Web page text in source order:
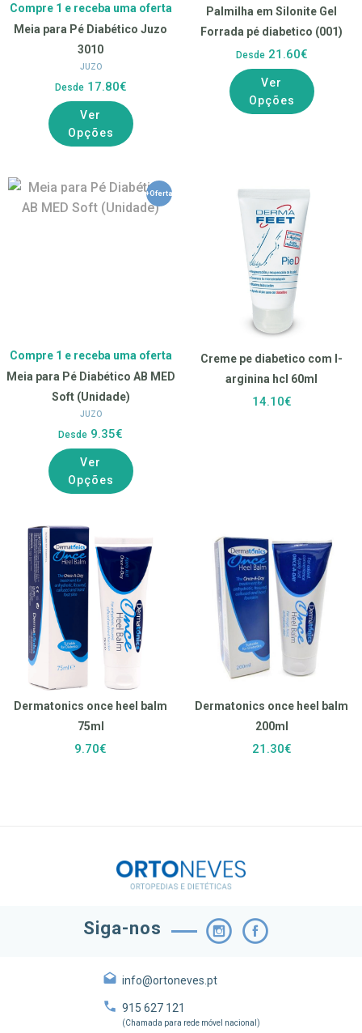
Compre 1 e receba uma oferta
Meia para Pé Diabético Juzo
3010
JUZO
Desde17.80€
Ver
Opções
Palmilha em Silonite Gel
Forrada pé diabetico (001)
Desde21.60€
Ver
Opções
+Oferta
Compre 1 e receba uma oferta
Meia para Pé Diabético AB MED
Soft (Unidade)
JUZO
Desde 9.35€
Ver
Opções
Creme pe diabetico com l-
arginina hcl 60ml
14.10€
Dermatonics once heel balm
75ml
9.70€
Dermatonics once heel balm
200ml
21.30€
Siga-nos
info@ortoneves.pt
915 627 121
(Chamada para rede móvel nacional)